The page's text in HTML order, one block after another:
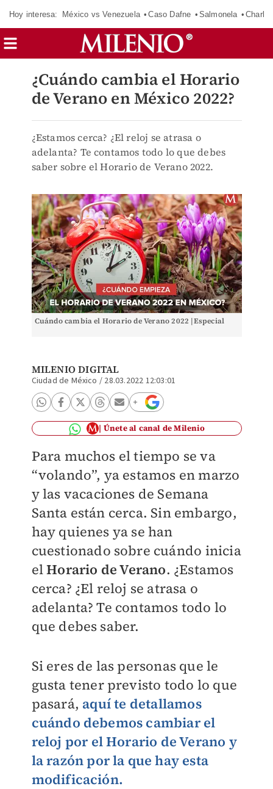
Hoy interesa: México vs Venezuela Caso Dafne Salmonela
¿Cuándo cambia el Horario
de Verano en México 2022?
¿Estamos cerca? ¿El reloj se atrasa o
adelanta? Te contamos todo lo que debes
saber sobre el Horario de Verano 2022.
Cuándo cambia el Horario de Verano 2022 |Especial
MILENIO DIGITAL
Ciudad de México / 28.03.2022 12:03:01
Únete al canal de Milenio
Para muchos el tiempo se va
“volando”, ya estamos en marzo
y las vacaciones de Semana
Santa están cerca. Sin embargo,
hay quienes ya se han
cuestionado sobre cuándo inicia
elHorario de Verano. ¿Estamos
cerca? ¿El reloj se atrasa o
adelanta? Te contamos todo lo
que debes saber.
Si eres de las personas que le
gusta tener previsto todo lo que
pasará, aquí te detallamos
cuándo debemos cambiar el
reloj por el Horario de Verano y
la razón por la que hay esta
modificación.